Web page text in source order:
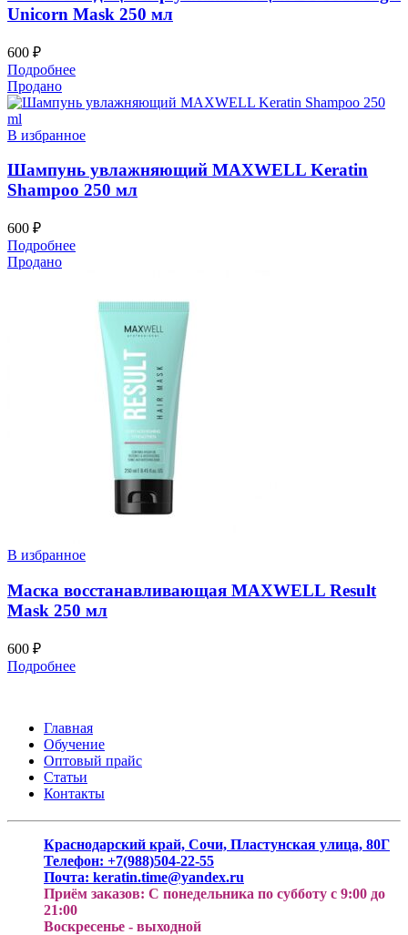
Unicorn Mask 250 мл
600 ₽
Подробнее
Продано
В избранное
Шампунь увлажняющий MAXWELL Keratin
Shampoo 250 мл
600 ₽
Подробнее
Продано
В избранное
Маска восстанавливающая MAXWELL Result
Mask 250 мл
600 ₽
Подробнее
Главная
Обучение
Оптовый прайс
Статьи
Контакты
Краснодарский край, Сочи, Пластунская улица, 80Г
Телефон: +7(988)504-22-55
Почта: keratin.time@yandex.ru
Приём заказов: С понедельника по субботу с 9:00 до
21:00
Воскресенье - выходной